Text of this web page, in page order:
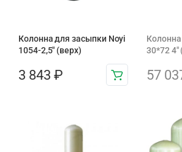
Колонна для засыпки Noyi
1054-2,5″ (верх)
3 843 ₽
30*72 4″
57